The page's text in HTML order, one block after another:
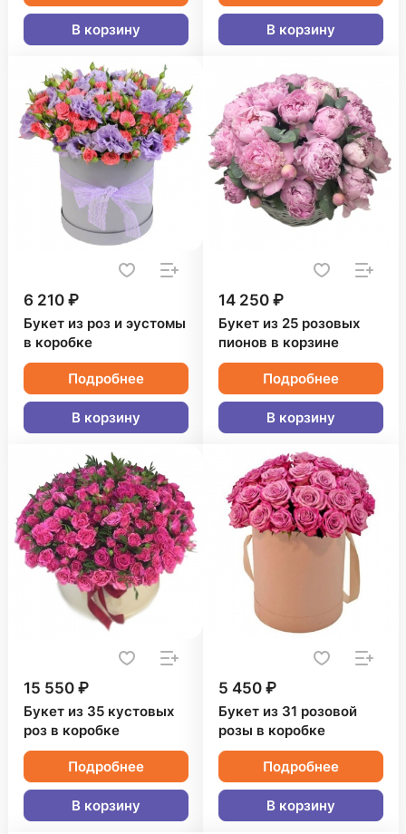
В корзину В корзину
6 210 ₽
Букет из роз и эустомы
в коробке
Подробнее
В корзину
14 250 ₽
Букет из 25 розовых
пионов в корзине
Подробнее
В корзину
15 550 ₽
Букет из 35 кустовых
роз в коробке
Подробнее
В корзину
5 450 ₽
Букет из 31 розовой
розы в коробке
Подробнее
В корзину